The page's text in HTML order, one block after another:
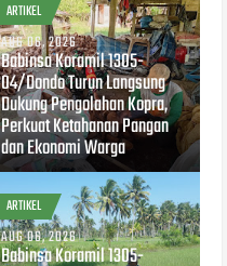
ARTIKEL
AUG 06, 2026
Babinsa Koramil 1305-
04/Dondo Turun Langsung
Dukung Pengolahan Kopra,
Perkuat Ketahanan Pangan
dan Ekonomi Warga
ARTIKEL
AUG 06, 2026
Babinsa Koramil 1305-